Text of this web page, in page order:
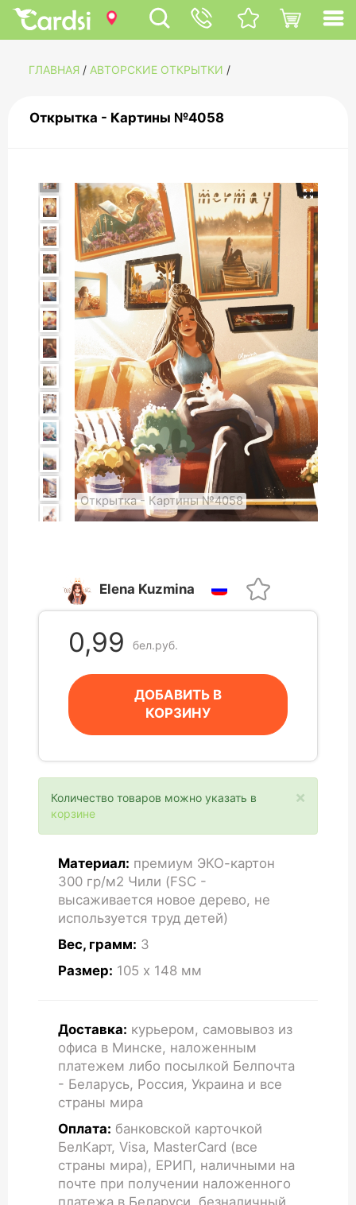
ГЛАВНАЯ / АВТОРСКИЕ ОТКРЫТКИ /
Открытка - Картины №4058
Открытка - Картины №4058
Elena Kuzmina
0,99 бел.руб.
ДОБАВИТЬ В
КОРЗИНУ
×
Количество товаров можно указать в
корзине
Материал: премиум ЭКО-картон
300 гр/м2 Чили (FSC -
высаживается новое дерево, не
используется труд детей)
Вес, грамм: 3
Размер: 105 x 148 мм
Доставка: курьером, самовывоз из
офиса в Минске, наложенным
платежем либо посылкой Белпочта
- Беларусь, Россия, Украина и все
страны мира
Оплата: банковской карточкой
БелКарт, Visa, MasterCard (все
страны мира), ЕРИП, наличными на
почте при получении наложенного